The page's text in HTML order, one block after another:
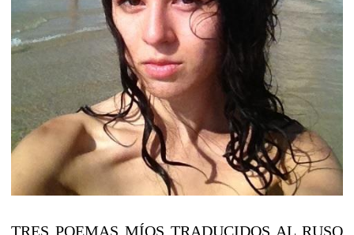
TRES POEMAS MÍOS TRADUCIDOS AL RUSO